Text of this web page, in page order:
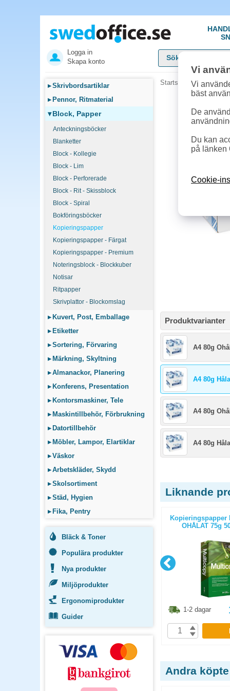
Logga in
Skapa konto
▸Skrivbordsartiklar
▸ Pennor, Ritmaterial
▾Block, Papper
Anteckningsböcker
Blanketter
Block - Kollegie
Block - Lim
Block - Perforerade
Block - Rit - Skissblock
Block - Spiral
Bokföringsböcker
Kopieringspapper
Kopieringspapper - Färgat
Kopieringspapper - Premium
Noteringsblock - Blockkuber
Notisar
Ritpapper
Skrivplattor - Blockomslag
▸ Kuvert, Post, Emballage
▸ Etiketter
▸Sortering, Förvaring
▸ Märkning, Skyltning
▸Almanackor, Planering
▸ Konferens, Presentation
▸ Kontorsmaskiner, Tele
▸ Maskintillbehör, Förbrukning
▸ Datortillbehör
▸ Möbler, Lampor, Elartiklar
▸Väskor
▸Arbetskläder, Skydd
▸Skolsortiment
▸Städ, Hygien
▸ Fika, Pentry
Bläck & Toner
Populära produkter
Nya produkter
Miljöprodukter
Ergonomiprodukter
Guider
Startsida »Block,
Produktvarianter
A4 80g
A4 80g
A4 80g
A4 80g
Liknande
100st/fp
Kopieringspapper
OHÅLAT 75g
1-2 dagar
Andra
Vi
Vi
bäst
De
Du kan
på länken
Cookie-